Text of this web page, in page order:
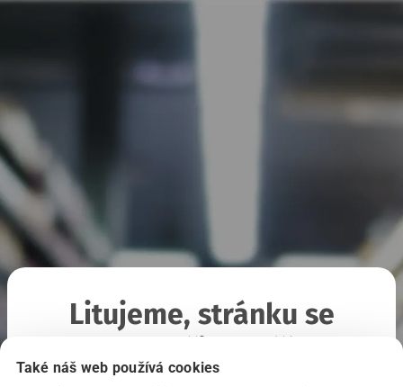
Také náš web používá cookies
Litujeme, stránku se